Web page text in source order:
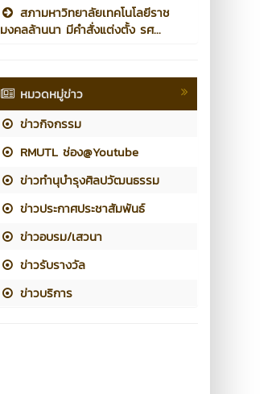
สภามหาวิทยาลัยเทคโนโลยีราช
มงคลล้านนา มีคำสั่งแต่งตั้ง รศ...
หมวดหมู่ข่าว
ข่าวกิจกรรม
RMUTL ช่อง@Youtube
ข่าวทำนุบำรุงศิลปวัฒนธรรม
ข่าวประกาศประชาสัมพันธ์
ข่าวอบรม/เสวนา
ข่าวรับรางวัล
ข่าวบริการ